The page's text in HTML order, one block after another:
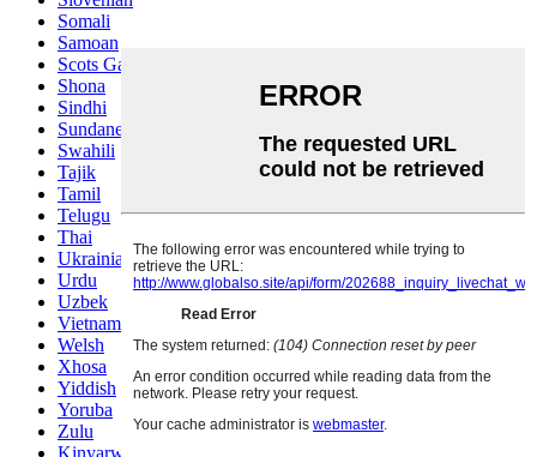
Somali
Samoan
Scots Gaelic
Shona
Sindhi
Sundanese
Swahili
Tajik
Tamil
Telugu
Thai
Ukrainian
Urdu
Uzbek
Vietnamese
Welsh
Xhosa
Yiddish
Yoruba
Zulu